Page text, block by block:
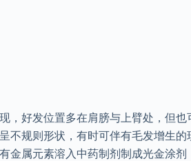
，好发位置多在肩膀与上臂处，但也
不规则形状，有时可伴有毛发增生
金属元素溶入中药制剂制成光金涂